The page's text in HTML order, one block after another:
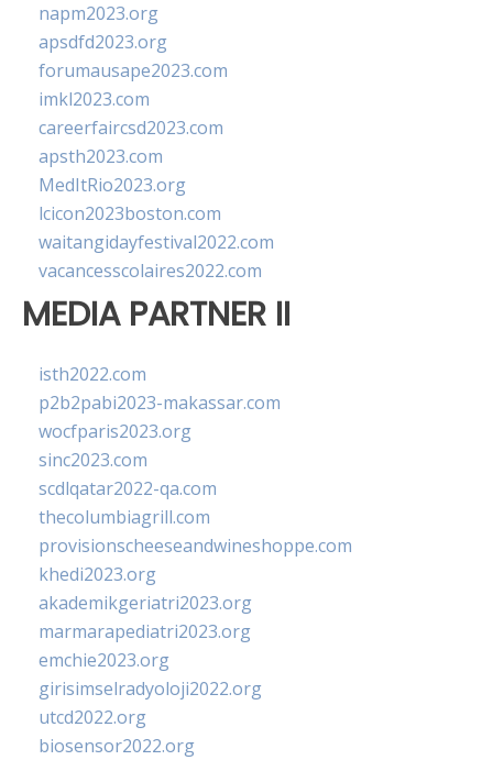
napm2023.org
apsdfd2023.org
forumausape2023.com
imkl2023.com
careerfaircsd2023.com
apsth2023.com
MedItRio2023.org
lcicon2023boston.com
waitangidayfestival2022.com
vacancesscolaires2022.com
MEDIA PARTNER II
isth2022.com
p2b2pabi2023-makassar.com
wocfparis2023.org
sinc2023.com
scdlqatar2022-qa.com
thecolumbiagrill.com
provisionscheeseandwineshoppe.com
khedi2023.org
akademikgeriatri2023.org
marmarapediatri2023.org
emchie2023.org
girisimselradyoloji2022.org
utcd2022.org
biosensor2022.org